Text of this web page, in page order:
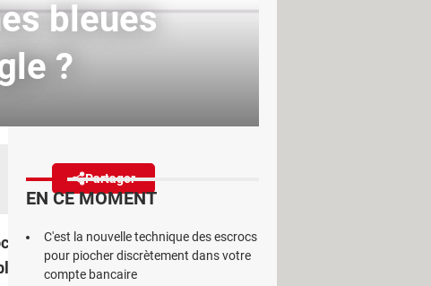
bleues
?
Partager
bleues à côté de certains de
ou suspect.
EN CE MOMENT
C'est la nouvelle technique des escrocs
pour piocher discrètement dans votre
compte bancaire